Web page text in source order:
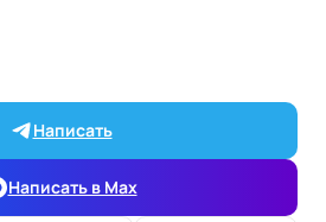
Написать
Написать в Max